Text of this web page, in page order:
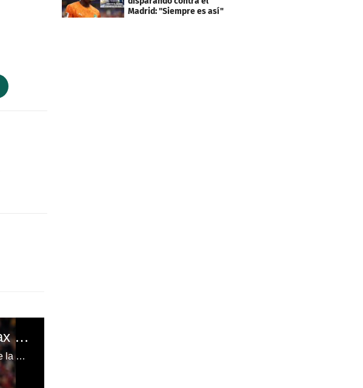
Bayern Múnich en su minicrisis empata ante el Ajax en Champions League
El Bayern Múnich no pudo en su casa ante el Ajax por la segunda fecha de la Champions League.
Madrid: "Siempre es así"